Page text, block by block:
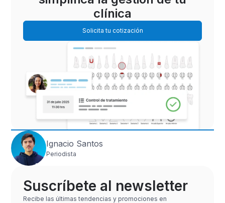
clínica
Solicita tu cotización
Ignacio Santos
Periodista
Suscríbete al newsletter
Recibe las últimas tendencias y promociones en